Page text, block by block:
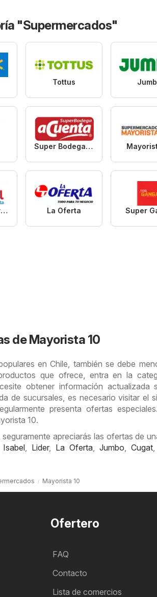
"Supermercados"
Tottus
Super Bodega aCuenta
Central Mayorista La Oferta Super
de Mayorista 10
en Chile, también se debe
que ofrece, entra en la
obtener información actualizada
de sucursales, es necesario visitar el
presenta ofertas
10.
apreciarás las ofertas de
, Lider, La Oferta, Jumbo, Cugat
Mayorista 10
Ofertero
FAQ
Contacto
Lista de comercios